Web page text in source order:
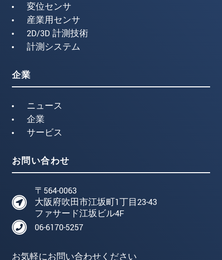
変位センサ
産業用センサ
2D/3D 計測技術
計測システム
企業
ニュース
企業
サービス
お問い合わせ
〒564-0063
大阪府吹田市江坂町1丁目23-43
ファサード江坂ビル4F
06-6170-5257
お気軽にお問い合わせください